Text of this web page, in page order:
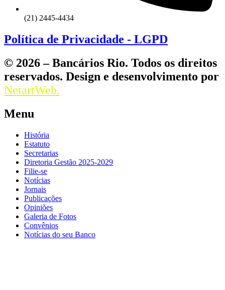
(21) 2445-4434
Política de Privacidade - LGPD
© 2026 – Bancários Rio. Todos os direitos
reservados. Design e desenvolvimento por
NetartWeb.
Menu
História
Estatuto
Secretarias
Diretoria Gestão 2025-2029
Filie-se
Notícias
Jornais
Publicações
Opiniões
Galeria de Fotos
Convênios
Notícias do seu Banco